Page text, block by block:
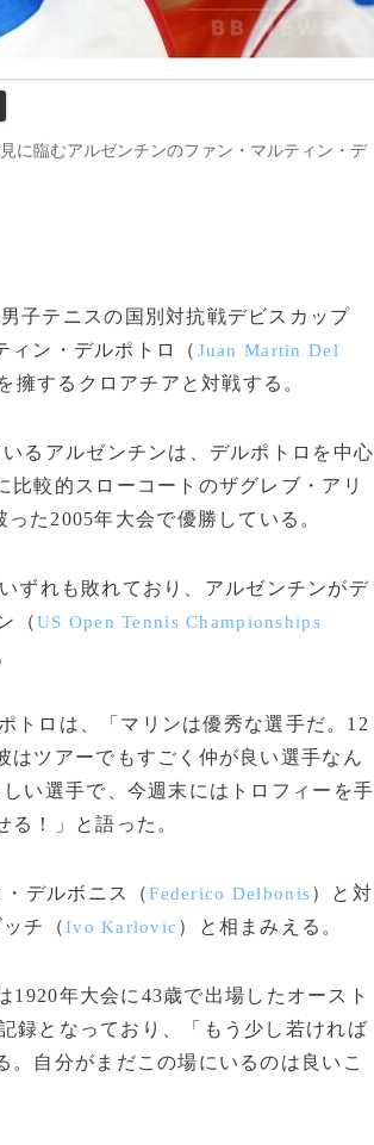
に臨むアルゼンチンのファン・マルティン・デ
子テニスの国別対抗戦デビスカップ
ィン・デルポトロ（ Juan Martin Del
擁するクロアチアと対戦する。
るアルゼンチンは、デルポトロを中心
較的スローコートのザグレブ・アリ
た2005年大会で優勝している。
ずれも敗れており、アルゼンチンがデ
（US Open Tennis Championships
トロは、「マリンは優秀な選手だ。12
はツアーでもすごく仲が良い選手なん
い選手で、今週末にはトロフィーを手
！」と語った。
デルボニス（Federico Delbonis）と対
チ（Ivo Karlovic ）と相まみえる。
年大会に43歳で出場したオースト
録となっており、「もう少し若ければ
自分がまだこの場にいるのは良いこ